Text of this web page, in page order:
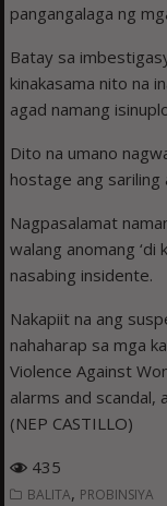
pangangalaga ng
Batay sa
kinakasama nito na
agad namang
Dito na umano
hostage ang sariling
Nagpasalamat
walang anomang ‘di
nasabing insidente.
Nakapiit na ang
nahaharap sa mga
Violence Against
alarms and scandal,
(NEP CASTILLO)
435
BALITA, PROBINSIYA